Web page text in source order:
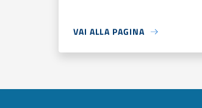
VAI ALLA PAGINA